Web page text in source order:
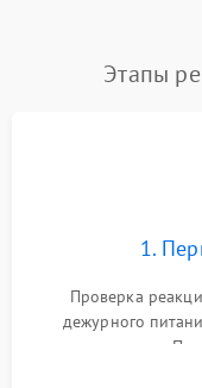
Повреждение кабеля
Поломка системы
автоматического
Неисправность
Этапы
1.
Проверка
дежурного
повреждения.
изображения,